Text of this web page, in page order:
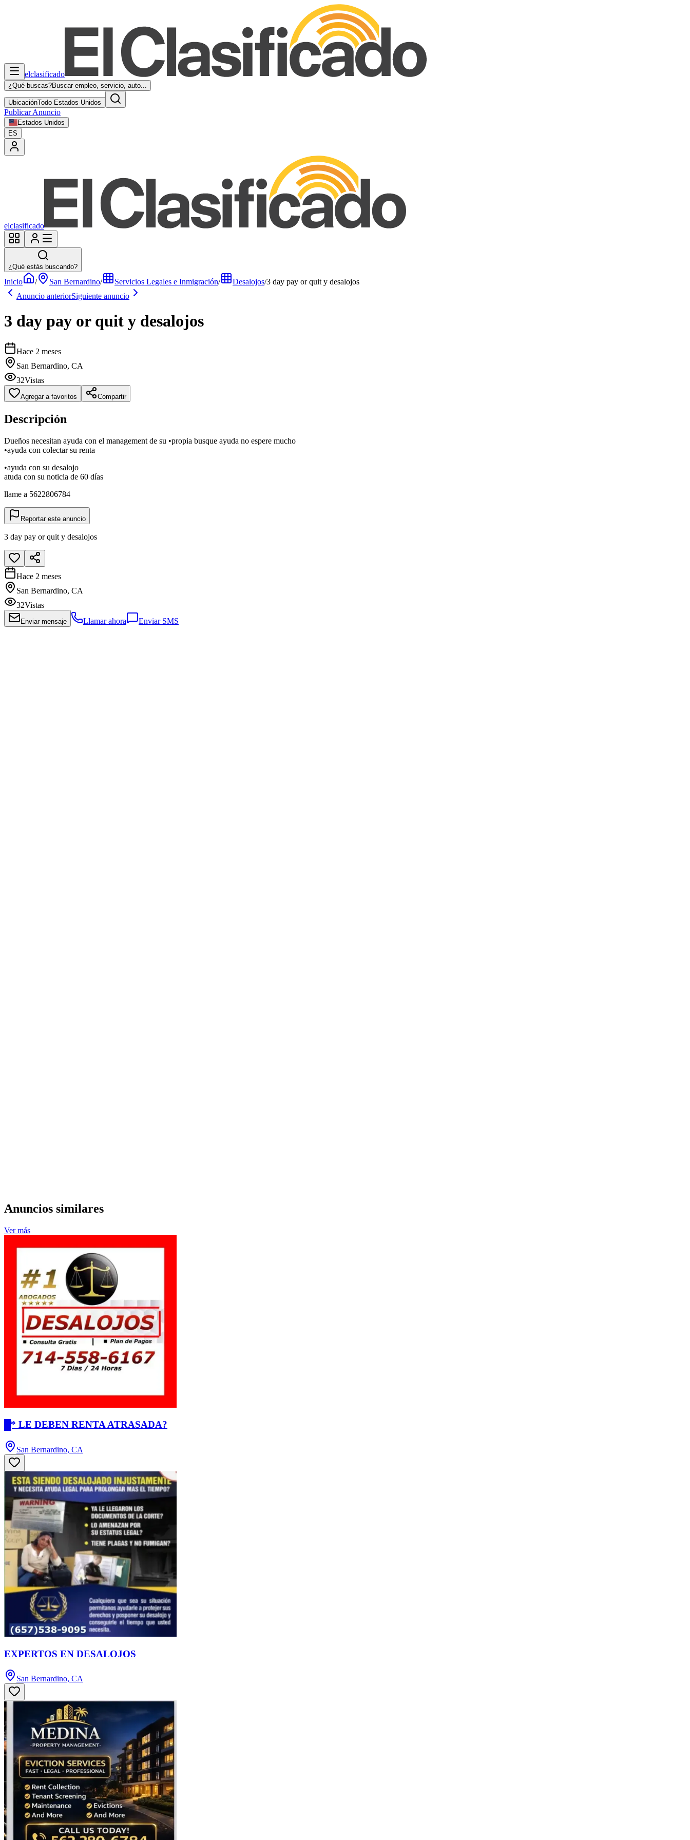
elclasificado
¿Qué buscas?Buscar empleo, servicio, auto...
UbicaciónTodo Estados Unidos
Publicar Anuncio
Estados Unidos
ES
elclasificado
¿Qué estás buscando?
Inicio / San Bernardino/ Servicios Legales e Inmigración/ Desalojos/3 day pay or quit y desalojos
Anuncio anteriorSiguiente anuncio
3 day pay or quit y desalojos
Hace 2 meses
San Bernardino, CA
32Vistas
Agregar a favoritos Compartir
Descripción
Dueños necesitan ayuda con el management de su •propia busque ayuda no espere mucho
•ayuda con colectar su renta
•ayuda con su desalojo
atuda con su noticia de 60 días
llame a 5622806784
Reportar este anuncio
3 day pay or quit y desalojos
Hace 2 meses
San Bernardino, CA
32Vistas
Enviar mensaje Llamar ahora Enviar SMS
Anuncios similares
Ver más
█* LE DEBEN RENTA ATRASADA?
San Bernardino, CA
EXPERTOS EN DESALOJOS
San Bernardino, CA